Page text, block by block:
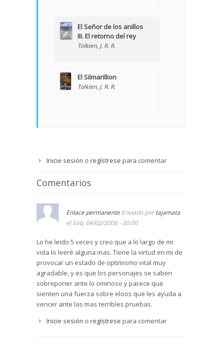
El Señor de los anillos
III. El retorno del rey
Tolkien, J. R. R.
El Silmarillion
Tolkien, J. R. R.
Inicie sesión o regístrese para comentar
Comentarios
Enlace permanente Enviado portajamata
el Sáb, 04/02/2006 - 00:00
Lo he leido 5 veces y creo que a lo largo de mi
vida lo leeré alguna mas. Tiene la virtud en mi de
provocar un estado de optimismo vital muy
agradable, y es que los personajes se saben
sobreponer ante lo ominoso y parece que
sienten una fuerza sobre eloos que les ayuda a
vencer ante las mas terribles pruebas.
Inicie sesión o regístrese para comentar